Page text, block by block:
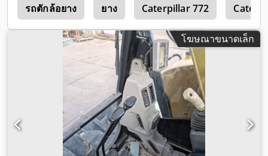
รถตักล้อยาง ยาง Caterpillar 772
โฆษณาขนาดเล็ก